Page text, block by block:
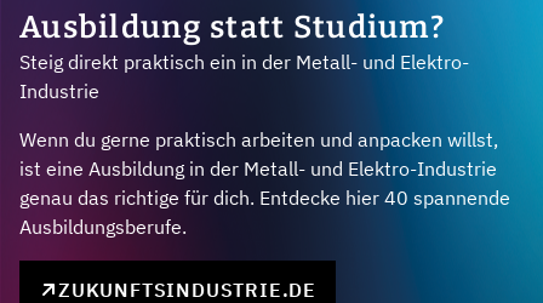
Ausbildung statt Studium?
Steig direkt praktisch ein in der Metall- und Elektro-
Industrie
Wenn du gerne praktisch arbeiten und anpacken willst,
ist eine Ausbildung in der Metall- und Elektro-Industrie
genau das richtige für dich. Entdecke hier 40 spannende
Ausbildungsberufe.
ZUKUNFTSINDUSTRIE.DE